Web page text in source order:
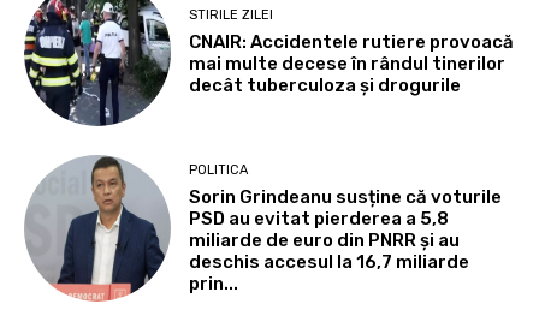
STIRILE ZILEI
CNAIR: Accidentele rutiere provoacă
mai multe decese în rândul tinerilor
decât tuberculoza și drogurile
POLITICA
Sorin Grindeanu susține că voturile
PSD au evitat pierderea a 5,8
miliarde de euro din PNRR și au
deschis accesul la 16,7 miliarde
prin...